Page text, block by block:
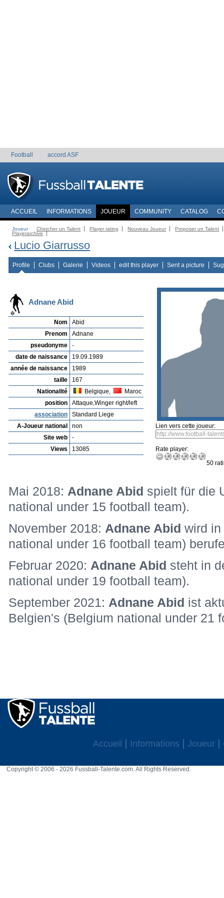
Football accord ASF
ACCUEIL INFORMATIONS JOUEUR COMMUNITY CATALOG
Joueur Chercher un Talent Player rating Nouveau Joueur
Proposer un Talent
Playerarchive
Lucio Giarrusso
Profile Clubs Galerie Videos edit this player Sent a picture
Adnane Abid
Nom
Abid
Prenom
Adnane
pseudonyme
-
date de naissance
19.09.1989
année de naissance
1989
taille
167
Nationalité
Belgique,
Maroc
position
Attaque,Winger right/left
association
Standard Liege
A-Joueur national
non
Site web
-
Views
13085
Lien vers cette joueur:
Rate player:
50
Mai 2018: Adnane Abid spielt für die
national under 15 football team).
November 2018: Adnane Abidwird
national under 16 football team)
Februar 2020: Adnane Abid steht in
national under 19 football team).
September 2021: Adnane Abid ist
Belgien's (Belgium national under 21
Accueil Informations Joueur
Copyright © 2006 - 2026 Fussball-Talente.com. All Rights Reserved.